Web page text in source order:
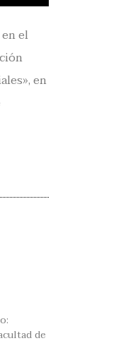
el
en
de